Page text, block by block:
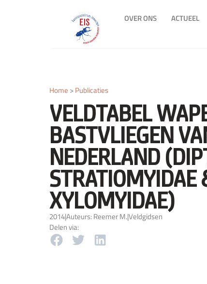
OVER ONS ACTUEEL
Home >Publicaties
VELDTABEL
BASTVLIEGEN
NEDERLAND
STRATIOMYIDAE
XYLOMYIDAE)
2014|Auteurs: Reemer M.|Veldgidsen
Delen via: